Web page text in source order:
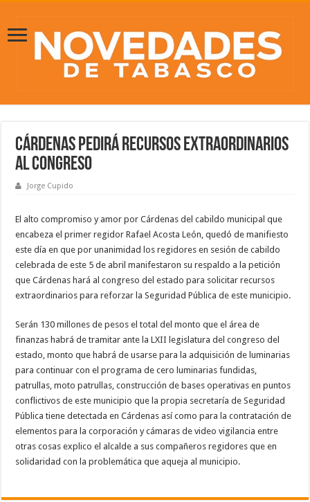
Cárdenas pedirá recursos extraordinarios
al Congreso
Jorge Cupido
El alto compromiso y amor por Cárdenas del cabildo municipal que
encabeza el primer regidor Rafael Acosta León, quedó de manifiesto
este día en que por unanimidad los regidores en sesión de cabildo
celebrada de este 5 de abril manifestaron su respaldo a la petición
que Cárdenas hará al congreso del estado para solicitar recursos
extraordinarios para reforzar la Seguridad Pública de este municipio.
Serán 130 millones de pesos el total del monto que el área de
finanzas habrá de tramitar ante la LXII legislatura del congreso del
estado, monto que habrá de usarse para la adquisición de luminarias
para continuar con el programa de cero luminarias fundidas,
patrullas, moto patrullas, construcción de bases operativas en puntos
conflictivos de este municipio que la propia secretaría de Seguridad
Pública tiene detectada en Cárdenas así como para la contratación de
elementos para la corporación y cámaras de video vigilancia entre
otras cosas explico el alcalde a sus compañeros regidores que en
solidaridad con la problemática que aqueja al municipio.